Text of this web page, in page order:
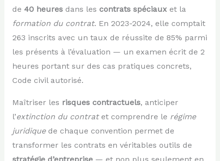
de 40 heuresdans les contrats spéciauxet la
formation du contrat. En 2023-2024, elle comptait
263 inscrits avec un taux de réussite de 85% parmi
les présents à l’évaluation — un examen écrit de 2
heures portant sur des cas pratiques concrets,
Code civil autorisé.
Maîtriser les risques contractuels, anticiper
l’extinction du contratet comprendre le régime
juridiquede chaque convention permet de
transformer les contrats en véritables outils de
stratégie d’entreprise— et non plus seulement en